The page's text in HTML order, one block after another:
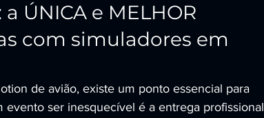
a ÚNICA e MELHOR
com simuladores em
de avião, existe um ponto essencial para
ser inesquecível é a entrega profissional